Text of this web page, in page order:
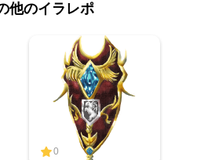
他のイラレポ
0